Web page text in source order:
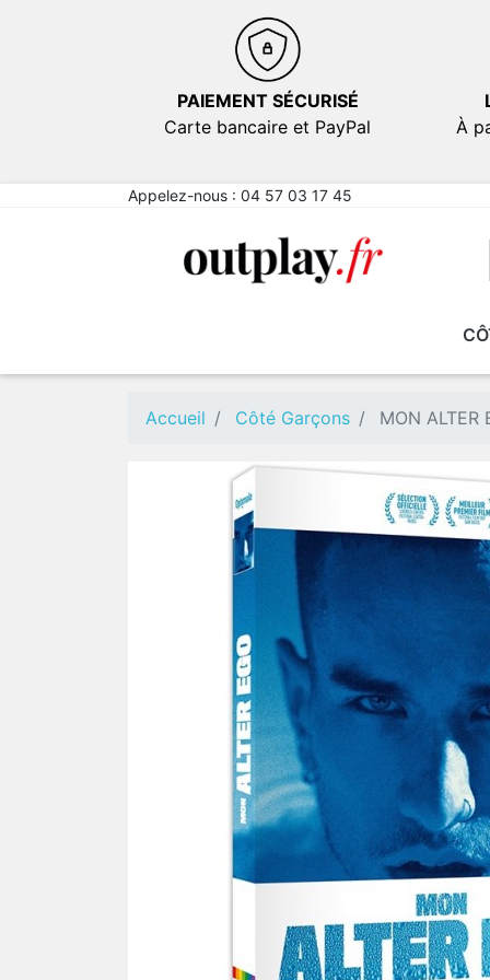
PAIEMENT SÉCURISÉ
Carte bancaire et PayPal
À
Appelez-nous : 04 57 03 17 45
NOUVEAUTÉS EN PROMOTION
NOUVEAUTÉS EN PROMOTION
Accueil Côté Garçons MON ALTER